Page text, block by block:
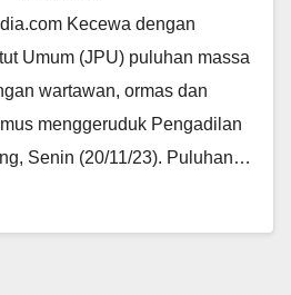
Kecewa dengan
Umum (JPU) puluhan massa
wartawan, ormas dan
menggeruduk Pengadilan
Senin (20/11/23). Puluhan…